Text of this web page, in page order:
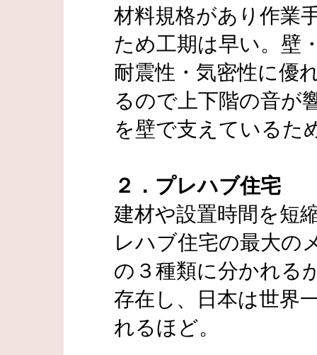
材料規格があり作業
ため工期は早い。壁
耐震性・気密性に優
るので上下階の音が
を壁で支えているた
２．プレハブ住宅
建材や設置時間を短
レハブ住宅の最大の
の３種類に分かれる
存在し、日本は世界
れるほど。